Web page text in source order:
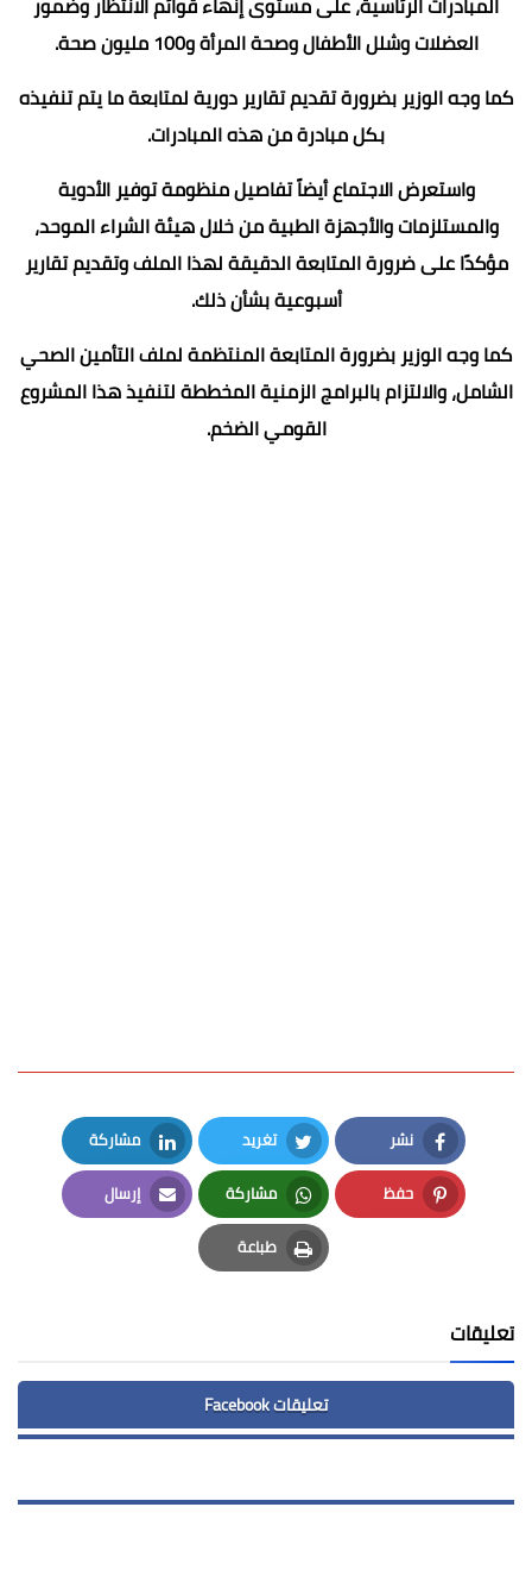
العضلات وشلل الأطفال وصحة المرأة و100 مليون صحة.
كما وجه الوزير بضرورة تقديم تقارير دورية لمتابعة ما يتم تنفيذه
بكل مبادرة من هذه المبادرات.
واستعرض الاجتماع أيضاً تفاصيل منظومة توفير الأدوية
والمستلزمات والأجهزة الطبية من خلال هيئة الشراء الموحد،
مؤكدًا على ضرورة المتابعة الدقيقة لهذا الملف وتقديم تقارير
أسبوعية بشأن ذلك.
كما وجه الوزير بضرورة المتابعة المنتظمة لملف التأمين الصحي
الشامل، والالتزام بالبرامج الزمنية المخططة لتنفيذ هذا المشروع
القومي الضخم.
نشر
Facebook
تغريد
Twitter
مشاركة
LinkedIn
حفظ
Pinterest
مشاركة
Whatsapp
إرسال
Email
طباعة
Print
تعليقات
تعليقات Facebook